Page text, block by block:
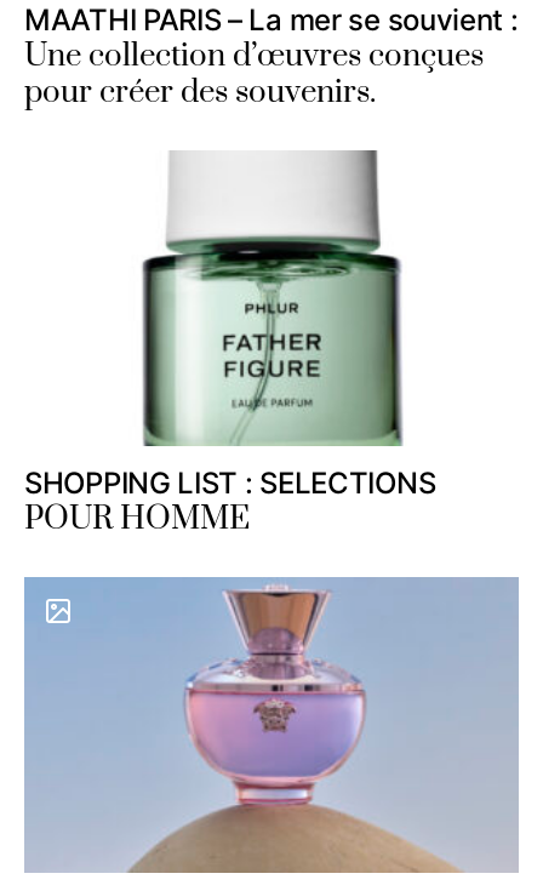
MAATHI PARIS – La mer se souvient :
Une collection d’œuvres conçues
pour créer des souvenirs.
SHOPPING LIST : SELECTIONS
POUR HOMME